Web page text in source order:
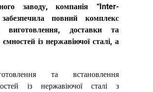
заводу, компанія “Inter-
повний комплекс
виготовлення, доставки та
із нержавіючої сталі, а
та встановлення
із нержавіючої сталі з